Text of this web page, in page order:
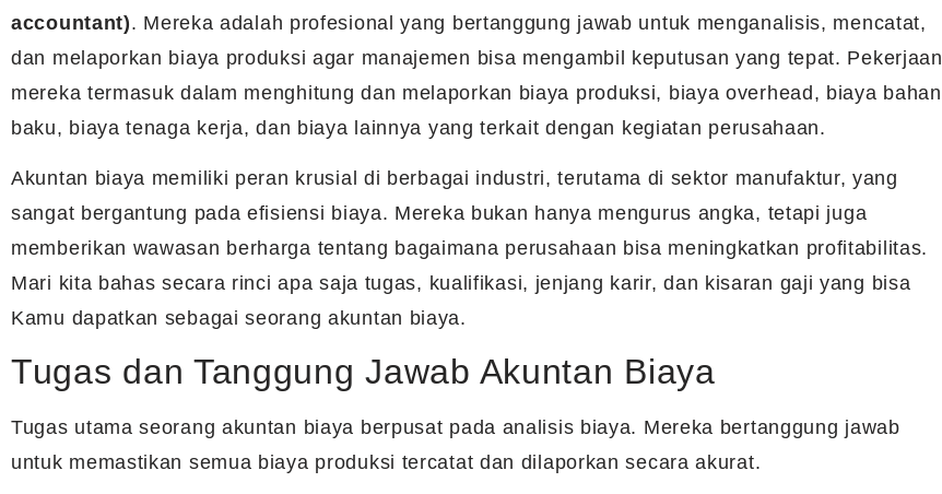
accountant). Mereka adalah profesional yang bertanggung jawab untuk menganalisis, mencatat,
dan melaporkan biaya produksi agar manajemen bisa mengambil keputusan yang tepat. Pekerjaan
mereka termasuk dalam menghitung dan melaporkan biaya produksi, biaya overhead, biaya bahan
baku, biaya tenaga kerja, dan biaya lainnya yang terkait dengan kegiatan perusahaan.
Akuntan biaya memiliki peran krusial di berbagai industri, terutama di sektor manufaktur, yang
sangat bergantung pada efisiensi biaya. Mereka bukan hanya mengurus angka, tetapi juga
memberikan wawasan berharga tentang bagaimana perusahaan bisa meningkatkan profitabilitas.
Mari kita bahas secara rinci apa saja tugas, kualifikasi, jenjang karir, dan kisaran gaji yang bisa
Kamu dapatkan sebagai seorang akuntan biaya.
Tugas dan Tanggung Jawab Akuntan Biaya
Tugas utama seorang akuntan biaya berpusat pada analisis biaya. Mereka bertanggung jawab
untuk memastikan semua biaya produksi tercatat dan dilaporkan secara akurat.